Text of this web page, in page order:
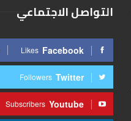
التواصل الاجتماعي
Facebook
Likes
Twitter
Followers
Youtube
Subscribers